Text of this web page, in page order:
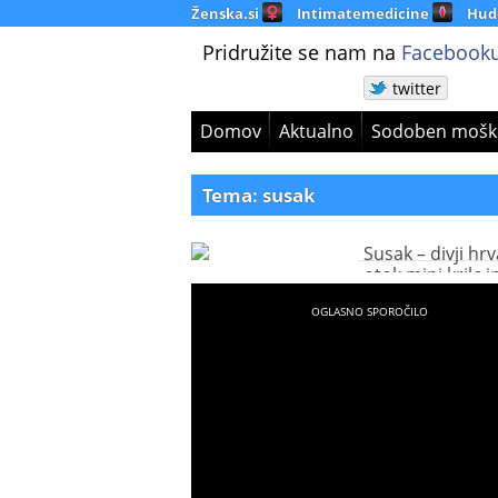
Ženska.si Intimatemedicine
Pridružite se nam na
twitter
Domov Aktualno Sodoben
Tema: susak
Susak – divji
otok mini krilc in